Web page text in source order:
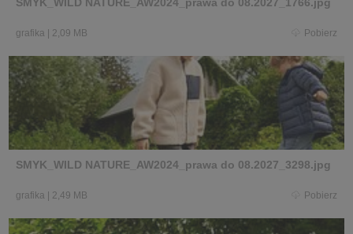
grafika 2,09 MB Pobierz
SMYK_WILD NATURE_AW2024_prawa do 08.2027_3298.jpg
grafika 2,49 MB Pobierz